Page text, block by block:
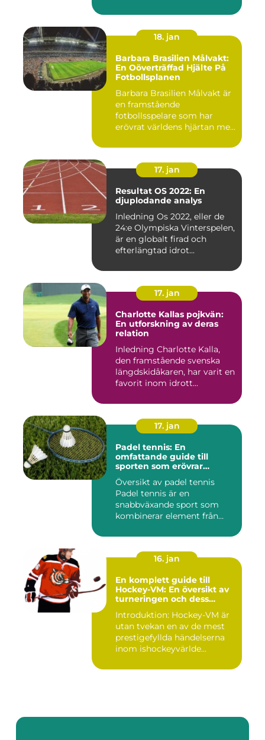
18. jan
Barbara Brasilien Målvakt:
En Oöverträffad Hjälte På
Fotbollsplanen
Barbara Brasilien Målvakt är
en framstående
fotbollsspelare som har
erövrat världens hjärtan med
17. jan
Resultat OS 2022: En
djuplodande analys
Inledning Os 2022, eller de
24:e Olympiska Vinterspelen,
är en globalt firad och
efterlängtad idrot...
17. jan
Charlotte Kallas pojkvän:
En utforskning av deras
relation
Inledning Charlotte Kalla,
den framstående svenska
längdskidåkaren, har varit en
favorit inom idrott...
17. jan
Padel tennis: En
omfattande guide till
sporten som erövrar
världen
Översikt av padel tennis
Padel tennis är en
snabbväxande sport som
kombinerar element från
16. jan
En komplett guide till
Hockey-VM: En översikt av
turneringen och dess
Introduktion: Hockey-VM är
utan tvekan en av de mest
prestigefyllda händelserna
inom ishockeyvärlde...